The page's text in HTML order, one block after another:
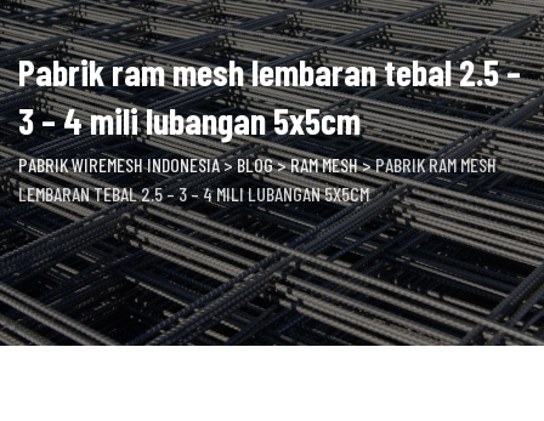
Pabrik ram mesh lembaran tebal 2.5 –
3 – 4 mili lubangan 5x5cm
PABRIK WIREMESH INDONESIA>BLOG>RAM MESH>PABRIK RAM MESH
LEMBARAN TEBAL 2.5 – 3 – 4 MILI LUBANGAN 5X5CM